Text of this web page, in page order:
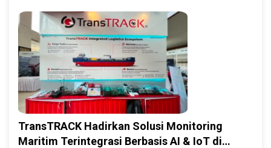
TransTRACK Hadirkan Solusi Monitoring
Maritim Terintegrasi Berbasis AI & IoT di